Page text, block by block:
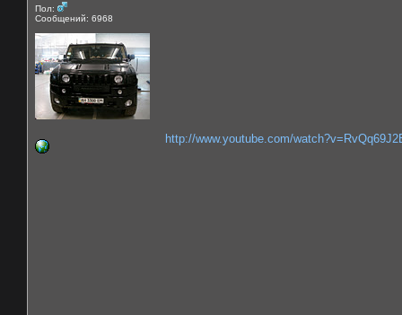
Пол:
Сообщений: 6968
http://www.youtube.com/